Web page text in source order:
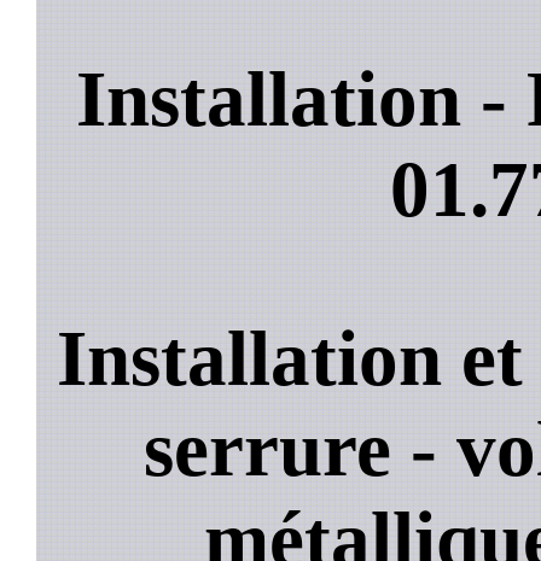
Installation -
Installation
serrure -